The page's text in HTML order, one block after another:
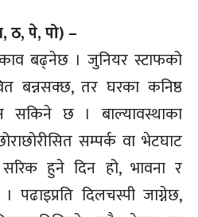
ठ, पे, पो) –
बढ्नेछ । जुनियर स्टाफको
बन्नसक्छ, तर घरका कनिष्ठ
सकिने छ । बाल्यावस्थाका
सम्पर्क वा भेटघाट
सरिक हुने दिन हो, भावना र
दिलचस्पी जाग्नेछ,